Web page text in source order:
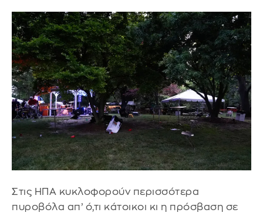
Στις ΗΠΑ κυκλοφορούν περισσότερα
πυροβόλα απ’ ό,τι κάτοικοι κι η πρόσβαση σε